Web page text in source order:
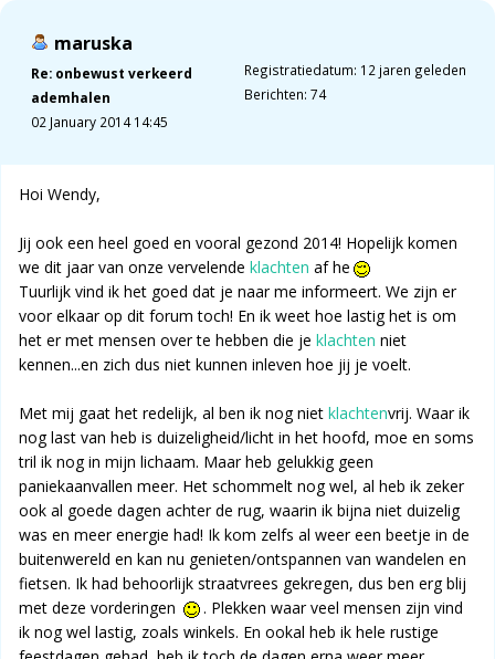
maruska
Re: onbewust verkeerd
ademhalen
02 January 2014 14:45
Registratiedatum: 12 jaren geleden
Berichten: 74
Hoi Wendy,
Jij ook een heel goed en vooral gezond 2014! Hopelijk komen
we dit jaar van onze vervelende klachten af he
Tuurlijk vind ik het goed dat je naar me informeert. We zijn er
voor elkaar op dit forum toch! En ik weet hoe lastig het is om
het er met mensen over te hebben die je klachten niet
kennen...en zich dus niet kunnen inleven hoe jij je voelt.
Met mij gaat het redelijk, al ben ik nog niet klachtenvrij. Waar ik
nog last van heb is duizeligheid/licht in het hoofd, moe en soms
tril ik nog in mijn lichaam. Maar heb gelukkig geen
paniekaanvallen meer. Het schommelt nog wel, al heb ik zeker
ook al goede dagen achter de rug, waarin ik bijna niet duizelig
was en meer energie had! Ik kom zelfs al weer een beetje in de
buitenwereld en kan nu genieten/ontspannen van wandelen en
fietsen. Ik had behoorlijk straatvrees gekregen, dus ben erg blij
met deze vorderingen
. Plekken waar veel mensen zijn vind
ik nog wel lastig, zoals winkels. En ookal heb ik hele rustige